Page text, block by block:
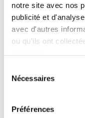
notre site avec nos
publicité et
avec d'autres
ou qu'ils ont
Nécessaires
Préférences
Killométrage illimité
Assurance tous
Carburant : plein
Age minimum :20 ans
ASSURANCE